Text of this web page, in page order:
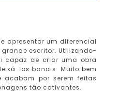
apresentar um diferencial
escritor. Utilizando-
capaz de criar uma obra
los banais. Muito bem
acabam por serem feitas
tão cativantes.